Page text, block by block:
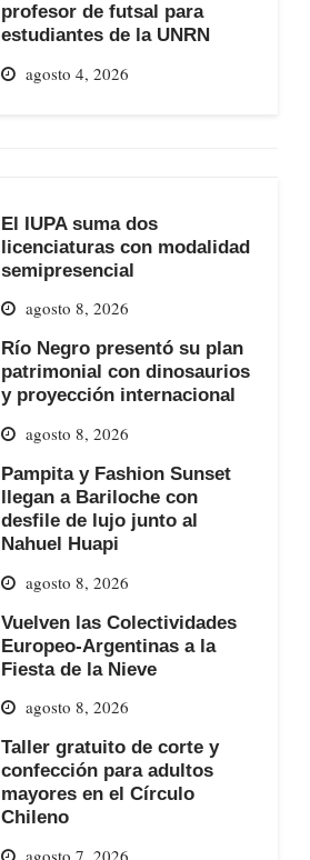
profesor de futsal para
estudiantes de la UNRN
agosto 4, 2026
El IUPA suma dos
licenciaturas con modalidad
semipresencial
agosto 8, 2026
Río Negro presentó su plan
patrimonial con dinosaurios
y proyección internacional
agosto 8, 2026
Pampita y Fashion Sunset
llegan a Bariloche con
desfile de lujo junto al
Nahuel Huapi
agosto 8, 2026
Vuelven las Colectividades
Europeo-Argentinas a la
Fiesta de la Nieve
agosto 8, 2026
Taller gratuito de corte y
confección para adultos
mayores en el Círculo
Chileno
agosto 7, 2026